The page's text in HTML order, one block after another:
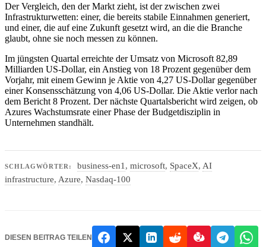
Der Vergleich, den der Markt zieht, ist der zwischen zwei
Infrastrukturwetten: einer, die bereits stabile Einnahmen generiert,
und einer, die auf eine Zukunft gesetzt wird, an die die Branche
glaubt, ohne sie noch messen zu können.
Im jüngsten Quartal erreichte der Umsatz von Microsoft 82,89
Milliarden US-Dollar, ein Anstieg von 18 Prozent gegenüber dem
Vorjahr, mit einem Gewinn je Aktie von 4,27 US-Dollar gegenüber
einer Konsensschätzung von 4,06 US-Dollar. Die Aktie verlor nach
dem Bericht 8 Prozent. Der nächste Quartalsbericht wird zeigen, ob
Azures Wachstumsrate einer Phase der Budgetdisziplin in
Unternehmen standhält.
SCHLAGWÖRTER: business-en1, microsoft, SpaceX, AI
infrastructure, Azure, Nasdaq-100
DIESEN BEITRAG TEILEN